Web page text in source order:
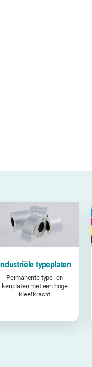
Industriële typeplaten
Permanente type- en
kenplaten met een hoge
kleefkracht